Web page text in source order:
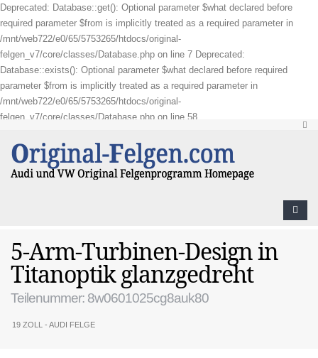
Deprecated: Database::get(): Optional parameter $what declared before
required parameter $from is implicitly treated as a required parameter in
/mnt/web722/e0/65/5753265/htdocs/original-
felgen_v7/core/classes/Database.php on line 7 Deprecated:
Database::exists(): Optional parameter $what declared before required
parameter $from is implicitly treated as a required parameter in
/mnt/web722/e0/65/5753265/htdocs/original-
felgen_v7/core/classes/Database.php on line 58
5-Arm-Turbinen-Design in
Titanoptik glanzgedreht
Teilenummer: 8w0601025cg8auk80
19 ZOLL - AUDI FELGE